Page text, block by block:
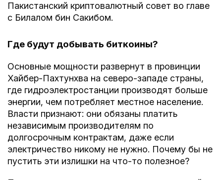
Пакистанский криптовалютный совет во главе
с Билалом бин Сакибом.
Где будут добывать биткоины?
Основные мощности развернут в провинции
Хайбер-Пахтунхва на северо-западе страны,
где гидроэлектростанции производят больше
энергии, чем потребляет местное население.
Власти признают: они обязаны платить
независимым производителям по
долгосрочным контрактам, даже если
электричество никому не нужно. Почему бы не
пустить эти излишки на что-то полезное?